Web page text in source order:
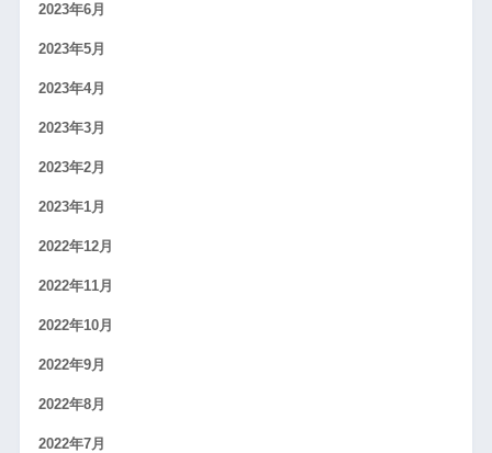
2023年6月
2023年5月
2023年4月
2023年3月
2023年2月
2023年1月
2022年12月
2022年11月
2022年10月
2022年9月
2022年8月
2022年7月